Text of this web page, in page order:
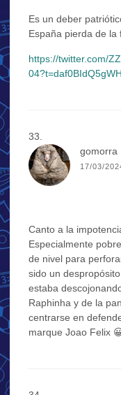
Es un deber
España pierda de la
https://twitter.com/
gomorra
17/03/
Canto a la
Especialmente
de nivel para
sido un
estaba
Raphinha y de la
centrarse en
marque Joao Felix